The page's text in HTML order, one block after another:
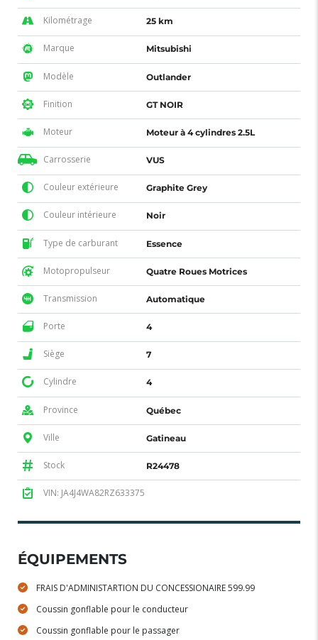
Kilométrage 25 km
Marque Mitsubishi
Modèle Outlander
Finition GT NOIR
Moteur Moteur à 4 cylindres 2.5L
Carrosserie VUS
Couleur extérieure Graphite Grey
Couleur intérieure Noir
Type de carburant Essence
Motopropulseur Quatre Roues Motrices
Transmission Automatique
Porte 4
Siège 7
Cylindre 4
Province Québec
Ville Gatineau
Stock R24478
VIN: JA4J4WA82RZ633375
ÉQUIPEMENTS
FRAIS D'ADMINISTARTION DU CONCESSIONAIRE 599.99
Coussin gonflable pour le conducteur
Coussin gonflable pour le passager